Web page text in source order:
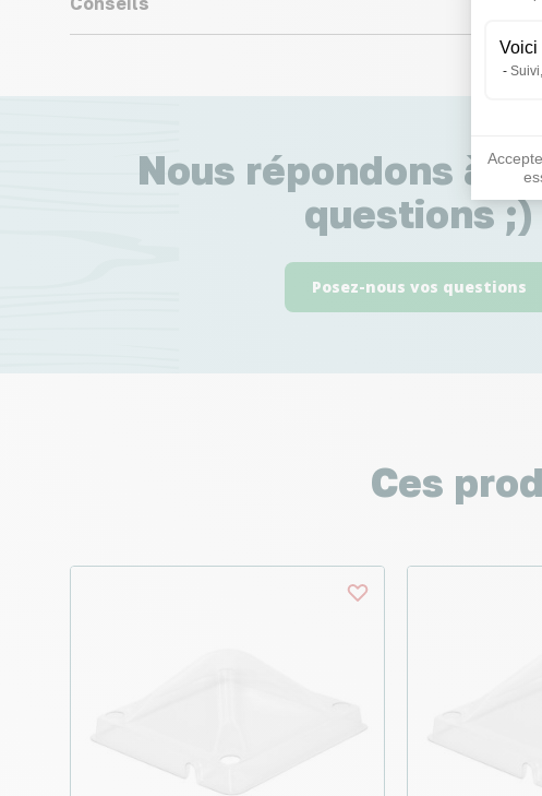
Voici
Nous répondons à
questions ;)
Posez-nous vos questions
Ces